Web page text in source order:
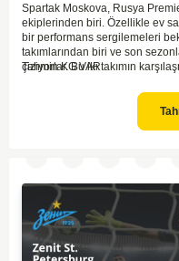
Spartak Moskova, Rusya
ekiplerinden biri. Özellikle ev
bir performans sergilemeleri
takımlarından biri ve son
çiziyorlar. Bu iki takımın
çevirebilecek unsurlar
gol bulmakta zorlanmadıkları
Tahmin KG VAR